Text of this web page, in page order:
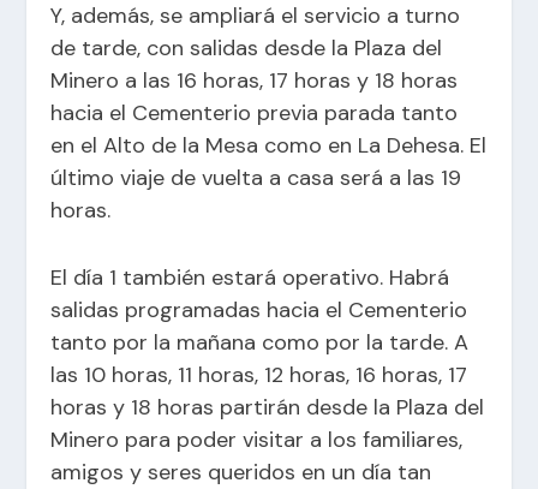
Y, además, se ampliará el servicio a turno
de tarde, con salidas desde la Plaza del
Minero a las 16 horas, 17 horas y 18 horas
hacia el Cementerio previa parada tanto
en el Alto de la Mesa como en La Dehesa. El
último viaje de vuelta a casa será a las 19
horas.
El día 1 también estará operativo. Habrá
salidas programadas hacia el Cementerio
tanto por la mañana como por la tarde. A
las 10 horas, 11 horas, 12 horas, 16 horas, 17
horas y 18 horas partirán desde la Plaza del
Minero para poder visitar a los familiares,
amigos y seres queridos en un día tan